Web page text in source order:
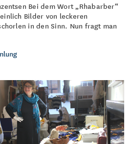
Bei dem Wort „Rhabarber“
Bilder von leckeren
in den Sinn. Nun fragt man